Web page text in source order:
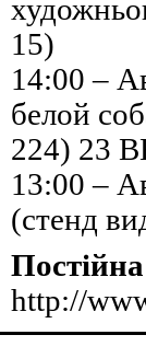
15)
14:00 –
белой
224) 23
13:00 –
(стенд
http://